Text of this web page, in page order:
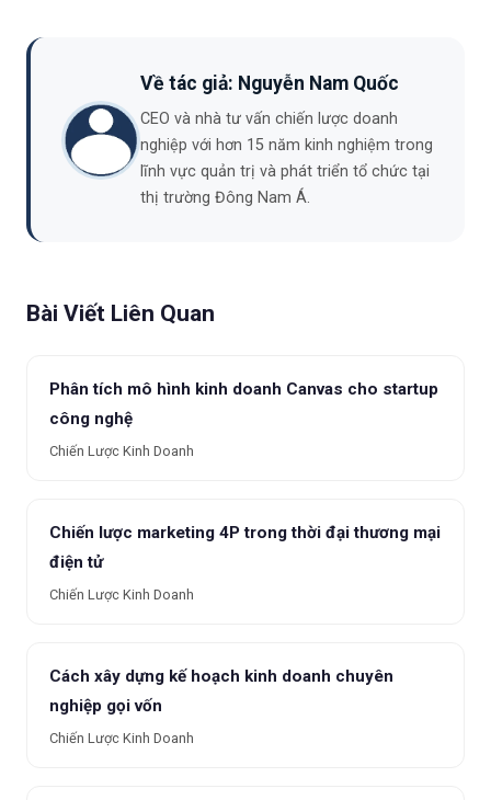
Về tác giả: Nguyễn Nam Quốc
CEO và nhà tư vấn chiến lược doanh
nghiệp với hơn 15 năm kinh nghiệm trong
lĩnh vực quản trị và phát triển tổ chức tại
thị trường Đông Nam Á.
Bài Viết Liên Quan
Phân tích mô hình kinh doanh Canvas cho startup
công nghệ
Chiến Lược Kinh Doanh
Chiến lược marketing 4P trong thời đại thương mại
điện tử
Chiến Lược Kinh Doanh
Cách xây dựng kế hoạch kinh doanh chuyên
nghiệp gọi vốn
Chiến Lược Kinh Doanh